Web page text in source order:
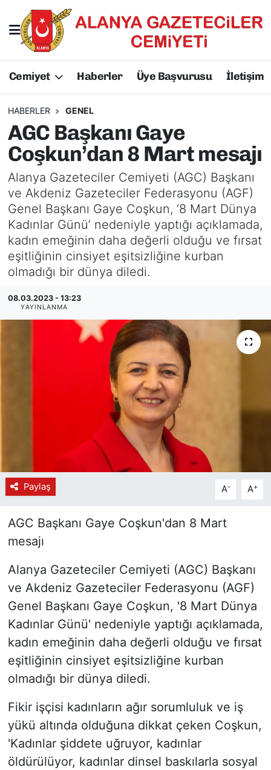
Cemiyet Haberler Üye Başvurusu İletişim
HABERLER GENEL
AGC Başkanı Gaye
Coşkun’dan 8 Mart mesajı
Alanya Gazeteciler Cemiyeti (AGC) Başkanı
ve Akdeniz Gazeteciler Federasyonu (AGF)
Genel Başkanı Gaye Coşkun, ‘8 Mart Dünya
Kadınlar Günü’ nedeniyle yaptığı açıklamada,
kadın emeğinin daha değerli olduğu ve fırsat
eşitliğinin cinsiyet eşitsizliğine kurban
olmadığı bir dünya diledi.
08.03.2023 - 13:23
YAYINLANMA
Paylaş A- A+
AGC Başkanı Gaye Coşkun'dan 8 Mart
mesajı
Alanya Gazeteciler Cemiyeti (AGC) Başkanı
ve Akdeniz Gazeteciler Federasyonu (AGF)
Genel Başkanı Gaye Coşkun, '8 Mart Dünya
Kadınlar Günü' nedeniyle yaptığı açıklamada,
kadın emeğinin daha değerli olduğu ve fırsat
eşitliğinin cinsiyet eşitsizliğine kurban
olmadığı bir dünya diledi.
Fikir işçisi kadınların ağır sorumluluk ve iş
yükü altında olduğuna dikkat çeken Coşkun,
'Kadınlar şiddete uğruyor, kadınlar
öldürülüyor, kadınlar dinsel baskılarla sosyal
Hakkımızda
Başkanlarımız
Yönetim Kurulu
Üyelerimiz
Tüzüğümüz
Üye Başvurusu
Başkan Hakkında
AGC Hakkında
Yönetim Kurulu
Üyelerimiz
Başkanlarımız
Tüzüğümüz